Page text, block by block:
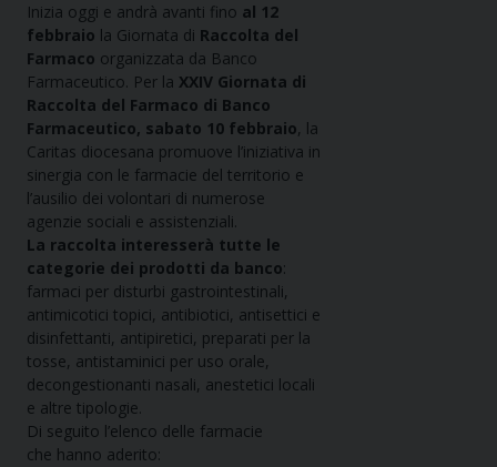
Inizia oggi e andrà avanti fino al 12
febbraio la Giornata di Raccolta del
Farmaco organizzata da Banco
Farmaceutico. Per la XXIV Giornata di
Raccolta del Farmaco di Banco
Farmaceutico, sabato 10 febbraio, la
Caritas diocesana promuove l’iniziativa in
sinergia con le farmacie del territorio e
l’ausilio dei volontari di numerose
agenzie sociali e assistenziali.
La raccolta interesserà tutte le
categorie dei prodotti da banco:
farmaci per disturbi gastrointestinali,
antimicotici topici, antibiotici, antisettici e
disinfettanti, antipiretici, preparati per la
tosse, antistaminici per uso orale,
decongestionanti nasali, anestetici locali
e altre tipologie.
Di seguito l’elenco delle farmacie
che hanno aderito: